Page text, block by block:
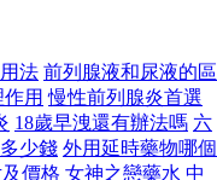
法 前列腺液和尿液的區
用 慢性前列腺炎首選
18歲早洩還有辦法嗎 六
少錢 外用延時藥物哪個
價格 女神之戀藥水 中